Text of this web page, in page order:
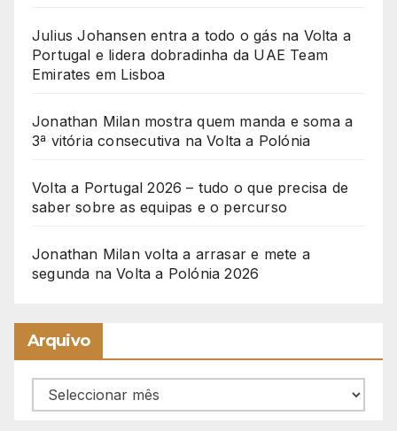
Julius Johansen entra a todo o gás na Volta a
Portugal e lidera dobradinha da UAE Team
Emirates em Lisboa
Jonathan Milan mostra quem manda e soma a
3ª vitória consecutiva na Volta a Polónia
Volta a Portugal 2026 – tudo o que precisa de
saber sobre as equipas e o percurso
Jonathan Milan volta a arrasar e mete a
segunda na Volta a Polónia 2026
Arquivo
Arquivo